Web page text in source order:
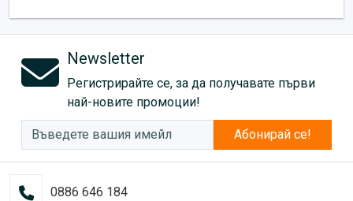
Newsletter
Регистрирайте се, за да получавате първи
най-новите промоции!
Абонирай се!
0886 646 184